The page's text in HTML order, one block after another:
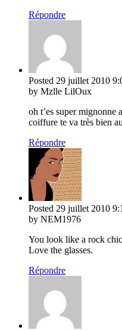
Répondre
Posted 29 juillet 2010
by Mzlle LilOux
oh t’es super mignonne
coiffure te va très bien
Répondre
Posted 29 juillet 2010
by NEM1976
You look like a rock
Love the glasses.
Répondre